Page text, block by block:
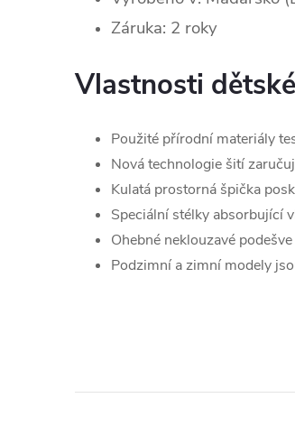
Záruka: 2 roky
Vlastnosti
Použité přírodní materiály
Nová technologie šití
Kulatá prostorná špička
Speciální stélky absorbující
Ohebné neklouzavé
Podzimní a zimní modely